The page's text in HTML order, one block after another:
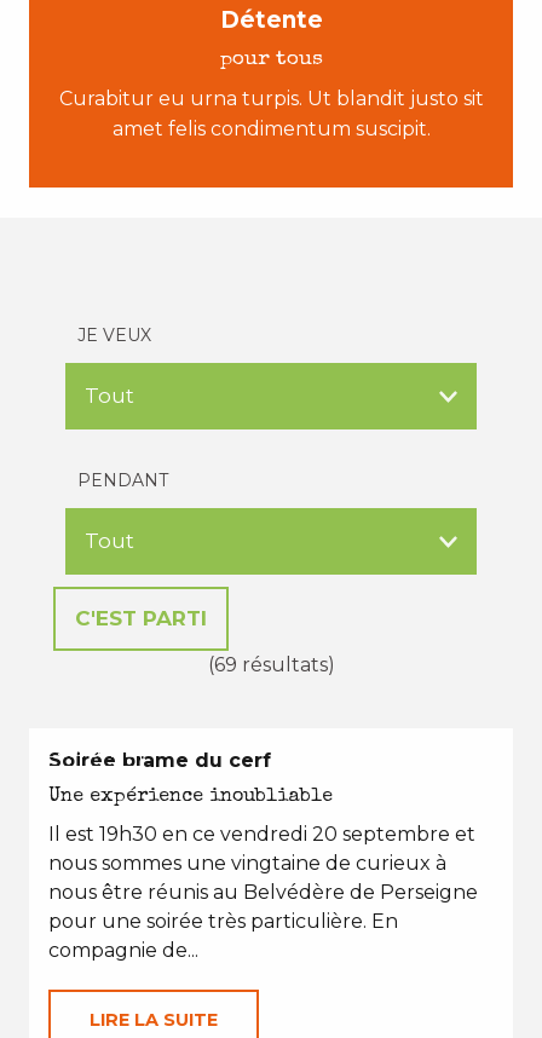
Détente
pour tous
Curabitur eu urna turpis. Ut blandit justo sit
amet felis condimentum suscipit.
JE VEUX
PENDANT
(69 résultats)
L'AUTOMNE
Soirée brame du cerf
Une expérience inoubliable
Il est 19h30 en ce vendredi 20 septembre et
nous sommes une vingtaine de curieux à
nous être réunis au Belvédère de Perseigne
pour une soirée très particulière. En
compagnie de...
LIRE LA SUITE